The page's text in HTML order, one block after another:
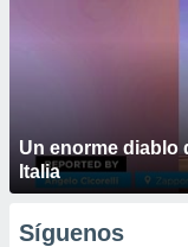
Un enorme diablo
Italia
Síguenos